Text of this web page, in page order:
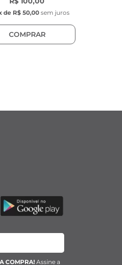
de R$ 50,00 sem juros
COMPRAR
COMPRA! Assine a